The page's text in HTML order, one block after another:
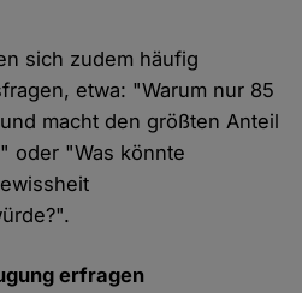
sich zudem häufig
etwa: "Warum nur 85
macht den größten Anteil
oder "Was könnte
erfragen